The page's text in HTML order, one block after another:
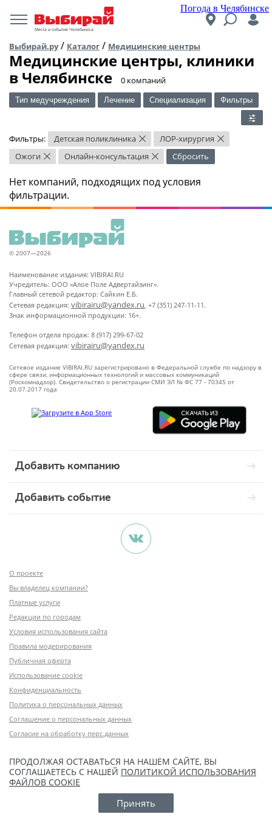
Погода в Челябинске
Места и события Челябинска
Выбирай.ру/ Каталог / Медицинские центры
Медицинские центры, клиники
в Челябинске
​0 компаний
Тип медучреждения Лечение Специализация Фильтры
Фильтры: Детская поликлиника × ЛОР-хирургия ×
Ожоги × Онлайн-консультация × Сбросить
Нет компаний, подходящих под условия
фильтрации.
© 2007—2026
Наименование издания: VIBIRAI.RU
Учредитель: ООО «Алое Поле Адвертайзинг».
Главный сетевой редактор: Сайкин Е.Б.
Сетевая редакция: vibirairu@yandex.ru, +7 (351) 247-11-11.
Знак информационной продукции: 16+.
Телефон отдела продаж: 8 (917) 299-67-02
Сетевая редакция: vibirairu@yandex.ru
Сетевое издание VIBIRAI.RU зарегистрировано в Федеральной службе по надзору в
сфере связи, информационных технологий и массовых коммуникаций
(Роскомнадзор). Свидетельство о регистрации СМИ ЭЛ № ФС 77 - 70345 от
20.07.2017 года
Добавить компанию
Добавить событие
О проекте
Вы владелец компании?
Платные услуги
Редакции по городам
Условия использования сайта
Правила модерирования
Публичная оферта
Использование cookie
Конфиденциальность
Политика о персональных данных
Соглашение о персональных данных
Согласие на обработку перс.данных
ПРОДОЛЖАЯ ОСТАВАТЬСЯ НА НАШЕМ САЙТЕ, ВЫ
СОГЛАШАЕТЕСЬ С НАШЕЙ ПОЛИТИКОЙ ИСПОЛЬЗОВАНИЯ
ФАЙЛОВ COOKIE
Принять